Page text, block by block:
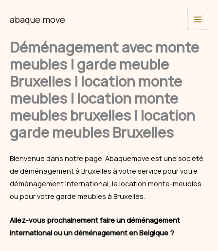
abaque move
Déménagement avec monte
meubles | garde meuble
Bruxelles | location monte
meubles | location monte
meubles bruxelles | location
garde meubles Bruxelles
Bienvenue dans notre page. Abaquemove est une société
de déménagement à Bruxelles à votre service pour votre
déménagement international, la location monte-meubles
ou pour votre garde meubles à Bruxelles.
Allez-vous prochainement faire undéménagement
international ou un déménagement en Belgique ?